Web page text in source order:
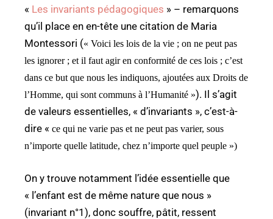
« Les invariants pédagogiques » – remarquons
qu’il place en en-tête une citation de Maria
Montessori (« Voici les lois de la vie ; on ne peut pas
les ignorer ; et il faut agir en conformité de ces lois ; c’est
dans ce but que nous les indiquons, ajoutées aux Droits de
l’Homme, qui sont communs à l’Humanité »). Il s’agit
de valeurs essentielles, « d’invariants », c’est-à-
dire « ce qui ne varie pas et ne peut pas varier, sous
n’importe quelle latitude, chez n’importe quel peuple »)
On y trouve notamment l’idée essentielle que
« l’enfant est de même nature que nous »
(invariant n°1), donc souffre, pâtit, ressent